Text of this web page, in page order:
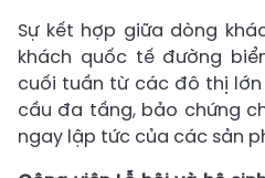
Sự kết hợp giữa dòng
khách quốc tế đường
cuối tuần từ các đô thị
cầu đa tầng, bảo chứng
ngay lập tức của các sản